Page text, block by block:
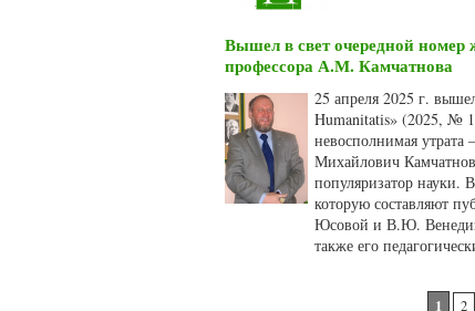
Вышел в свет очередной
профессора А.М. Камчатнова
25 апреля 2025 г.
Humanitatis» (2025, №
невосполнимая утрата
Михайлович
популяризатор науки.
которую составляют
Юсовой и В.Ю.
также его
1 2